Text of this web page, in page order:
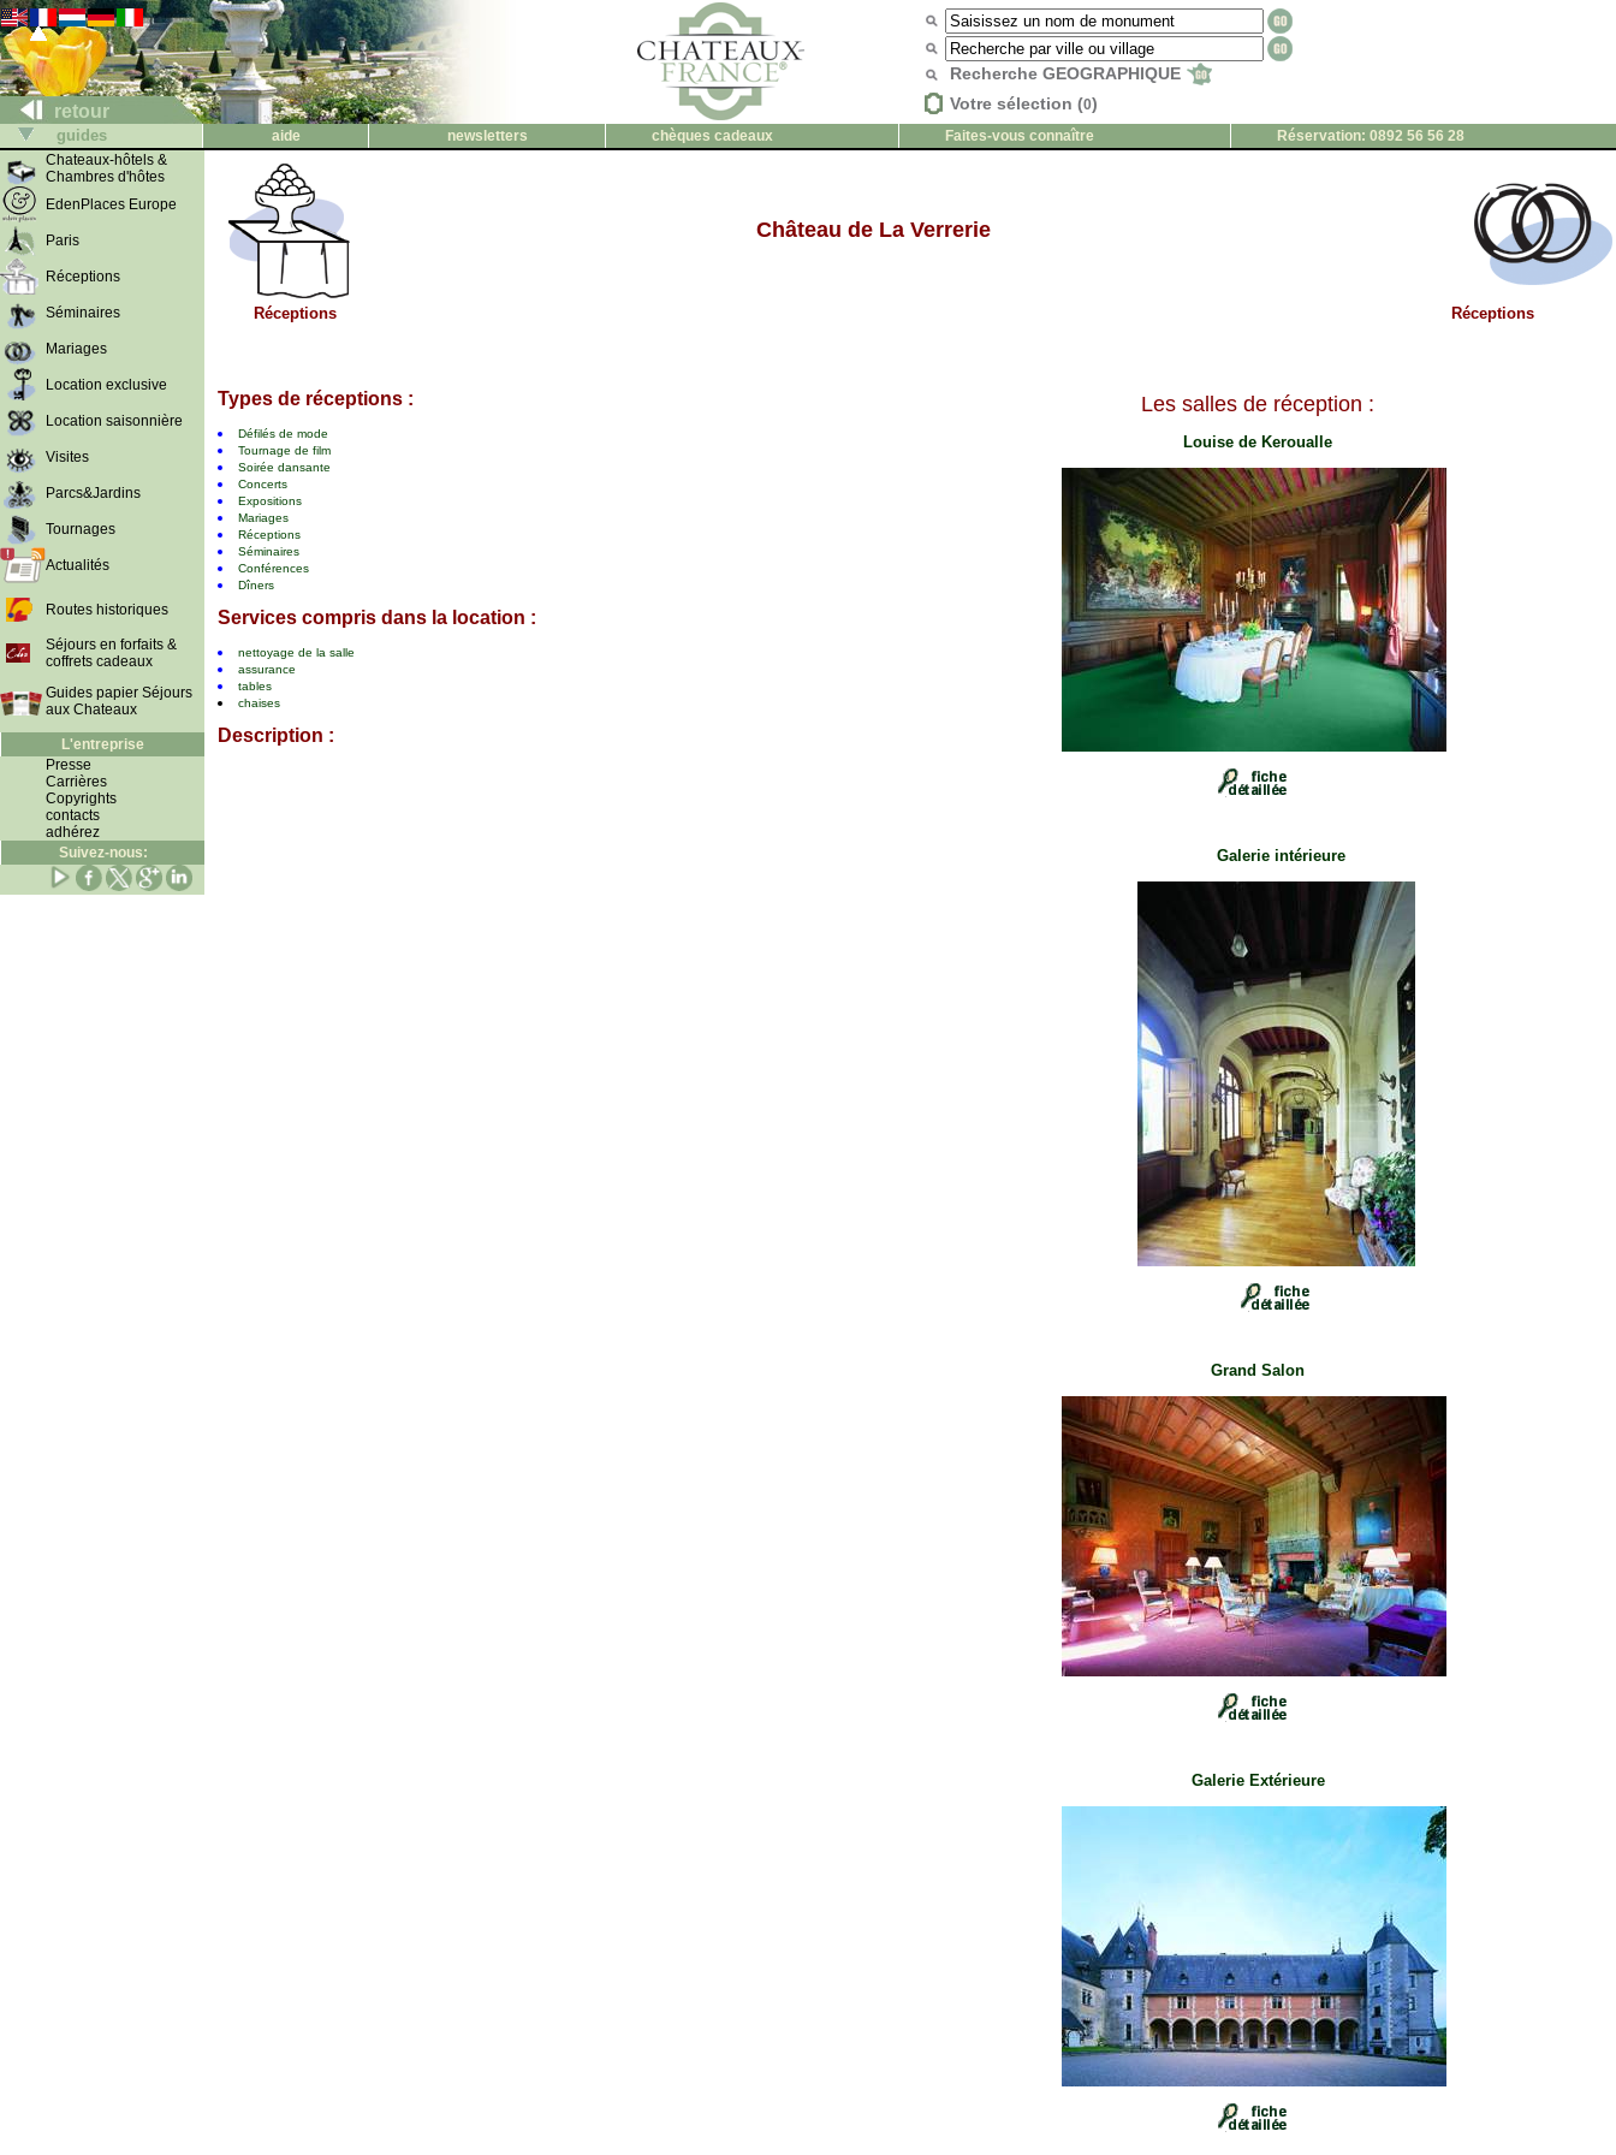
retour
Recherche GEOGRAPHIQUE
Votre sélection (0)
guides aide newsletters chèques cadeaux Faites-vous connaître
Réservation: 0892 56 56 28
Chateaux-hôtels &
Chambres d'hôtes
EdenPlaces Europe
Paris
Réceptions
Séminaires
Mariages
Location exclusive
Location saisonnière
Visites
Parcs&Jardins
Tournages
Actualités
Routes historiques
Séjours en forfaits &
coffrets cadeaux
Guides papier Séjours
aux Chateaux
L'entreprise
Presse
Carrières
Copyrights
contacts
adhérez
Suivez-nous:
Château de La Verrerie
Réceptions Réceptions
Types de réceptions :
Défilés de mode
Tournage de film
Soirée dansante
Concerts
Expositions
Mariages
Réceptions
Séminaires
Conférences
Dîners
Services compris dans la location :
nettoyage de la salle
assurance
tables
chaises
Description :
Les salles de réception :
Louise de Keroualle
Galerie intérieure
Grand Salon
Galerie Extérieure